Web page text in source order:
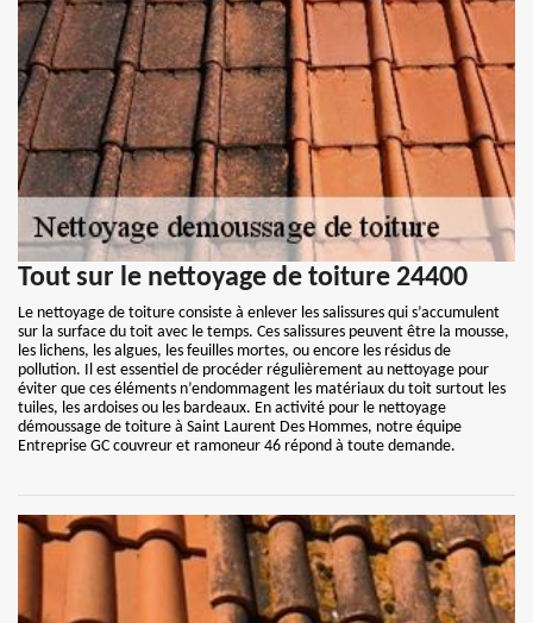
Tout sur le nettoyage de toiture 24400
Le nettoyage de toiture consiste à enlever les salissures qui s’accumulent
sur la surface du toit avec le temps. Ces salissures peuvent être la mousse,
les lichens, les algues, les feuilles mortes, ou encore les résidus de
pollution. Il est essentiel de procéder régulièrement au nettoyage pour
éviter que ces éléments n’endommagent les matériaux du toit surtout les
tuiles, les ardoises ou les bardeaux. En activité pour le nettoyage
démoussage de toiture à Saint Laurent Des Hommes, notre équipe
Entreprise GC couvreur et ramoneur 46 répond à toute demande.